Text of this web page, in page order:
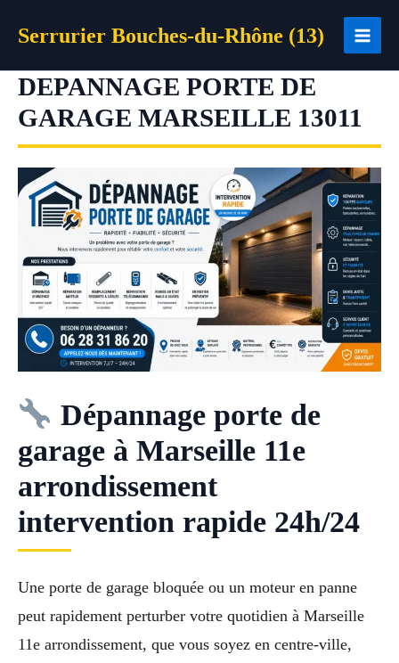
Serrurier Bouches-du-Rhône (13)
DEPANNAGE PORTE DE
GARAGE MARSEILLE 13011
Dépannage porte de
garage à Marseille 11e
arrondissement
intervention rapide 24h/24
Une porte de garage bloquée ou un moteur en panne
peut rapidement perturber votre quotidien à Marseille
11e arrondissement, que vous soyez en centre-ville,